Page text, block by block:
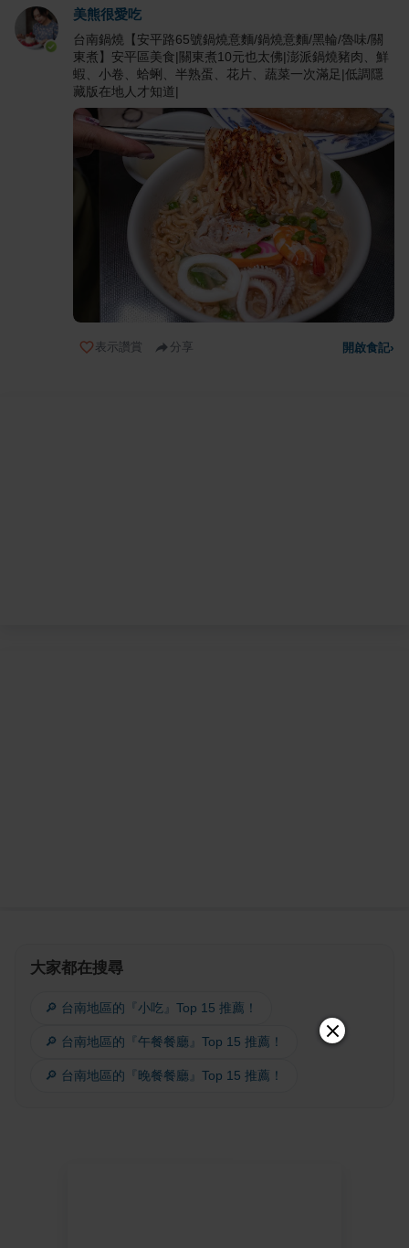
美熊很愛吃
台南鍋燒【安平路65號鍋燒意麵/鍋燒意麵/黑輪/魯味/關
東煮】安平區美食|關東煮10元也太佛|澎派鍋燒豬肉、鮮
蝦、小卷、蛤蜊、半熟蛋、花片、蔬菜一次滿足|低調隱
藏版在地人才知道|
表示讚賞 分享 開啟食記›
大家都在搜尋
🔎 台南地區的『小吃』Top 15 推薦！
🔎 台南地區的『午餐餐廳』Top 15 推薦！
🔎 台南地區的『晚餐餐廳』Top 15 推薦！